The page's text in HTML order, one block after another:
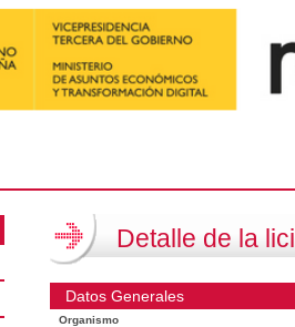
Detalle de la
Datos Generales
Organismo